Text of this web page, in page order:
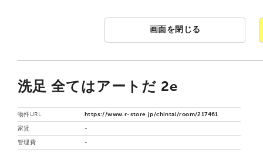
画面を閉じる
洗足 全てはアートだ 2e
物件URL https://www.r-store.jp/chintai/room/217461
家賃 -
管理費 -